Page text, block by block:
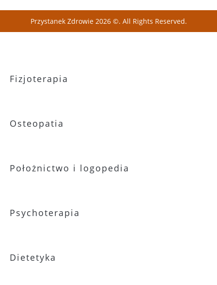
Przystanek Zdrowie 2026 ©. All Rights Reserved.
Fizjoterapia
Osteopatia
Położnictwo i logopedia
Psychoterapia
Dietetyka